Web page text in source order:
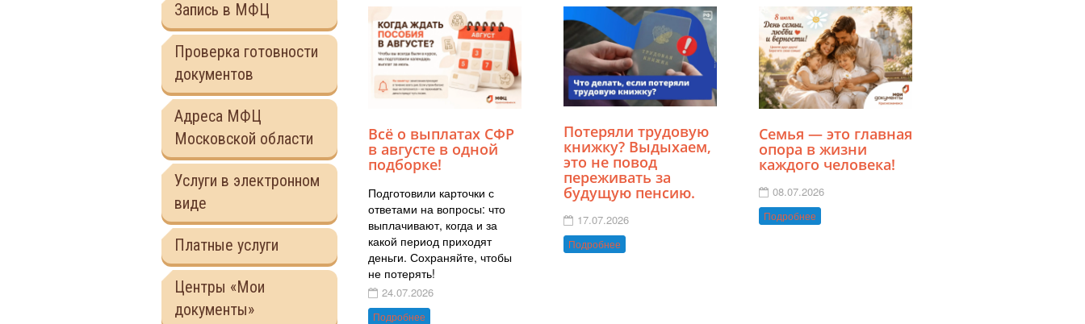
Запись в МФЦ
Проверка готовности
документов
Адреса МФЦ
Московской области
Услуги в электронном
виде
Платные услуги
Центры «Мои
документы»
Всё о выплатах СФР
в августе в одной
подборке!
Подготовили карточки с
ответами на вопросы: что
выплачивают, когда и за
какой период приходят
деньги. Сохраняйте, чтобы
не потерять!
24.07.2026
Подробнее
Потеряли трудовую
книжку? Выдыхаем,
это не повод
переживать за
будущую пенсию.
17.07.2026
Подробнее
Семья — это главная
опора в жизни
каждого человека!
08.07.2026
Подробнее